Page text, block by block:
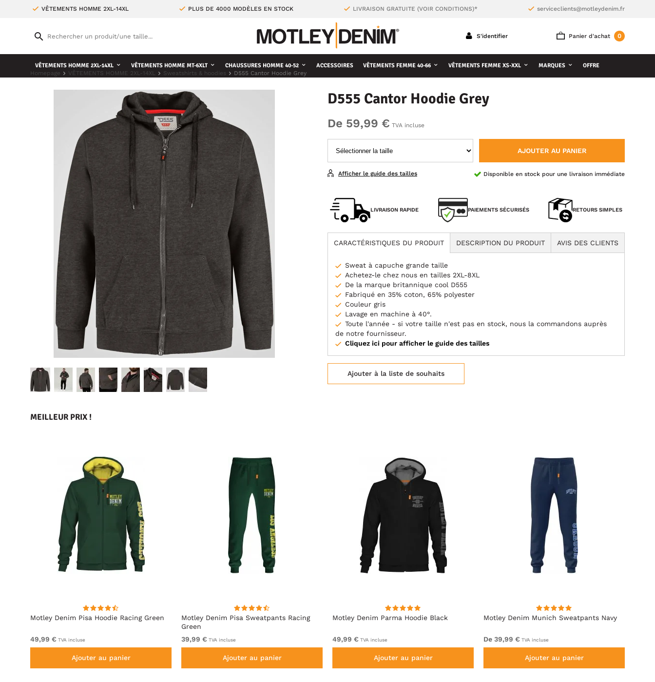
VÊTEMENTS HOMME 2XL-14XL PLUS DE 4000 MODÈLES EN STOCK LIVRAISON GRATUITE (VOIR CONDITIONS)* serviceclients@motleydenim.fr
Panier d'achat 0
S'identifier
VÊTEMENTS HOMME 2XL-14XL VÊTEMENTS HOMME MT-6XLT CHAUSSURES HOMME 40-52 ACCESSOIRES VÊTEMENTS FEMME 40-66 VÊTEMENTS FEMME XS-XXL MARQUES OFFRE
Homepage VÊTEMENTS HOMME 2XL-14XL Sweatshirts & hoodies D555 Cantor Hoodie Grey
D555 Cantor Hoodie Grey
De 59,99 € TVA incluse
AJOUTER AU PANIER
Disponible en stock pour une livraison immédiate
Afficher le guide des tailles
LIVRAISON RAPIDE PAIEMENTS SÉCURISÉS RETOURS SIMPLES
CARACTÉRISTIQUES DU PRODUIT DESCRIPTION DU PRODUIT AVIS DES CLIENTS
Sweat à capuche grande taille
Achetez-le chez nous en tailles 2XL-8XL
De la marque britannique cool D555
Fabriqué en 35% coton, 65% polyester
Couleur gris
Lavage en machine à 40°.
Toute l'année - si votre taille n'est pas en stock, nous la commandons auprès
de notre fournisseur.
Cliquez ici pour afficher le guide des tailles
Ajouter à la liste de souhaits
MEILLEUR PRIX !
Motley Denim Pisa Hoodie Racing Green
49,99 € TVA incluse
Ajouter au panier
Motley Denim Pisa Sweatpants Racing
Green
39,99 € TVA incluse
Ajouter au panier
Motley Denim Parma Hoodie Black
49,99 € TVA incluse
Ajouter au panier
Motley Denim Munich Sweatpants Navy
De 39,99 € TVA incluse
Ajouter au panier